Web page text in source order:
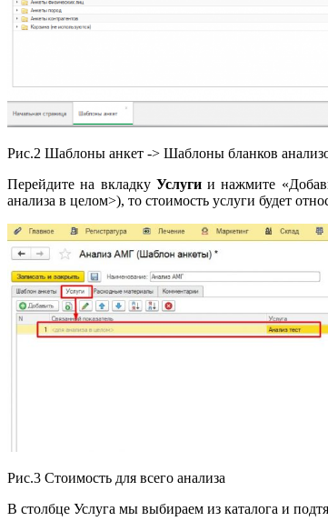
Рис.2 Шаблоны анкет -> Шаблоны бланков
Перейдите на вкладку Услугии нажмите
анализа в целом>), то стоимость услуги будет
Рис.3 Стоимость для всего анализа
В столбце Услуга мы выбираем из каталога и